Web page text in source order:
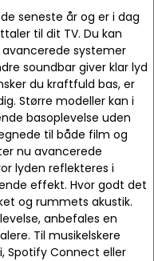
seneste år og er i dag
til dit TV. Du kan
systemer
soundbar giver klar lyd
du kraftfuld bas, er
Større modeller kan i
basoplevelse uden
til både film og
nu avancerede
lyden reflekteres i
effekt. Hvor godt det
og rummets akustik.
anbefales en
Til musikelskere
Spotify Connect eller